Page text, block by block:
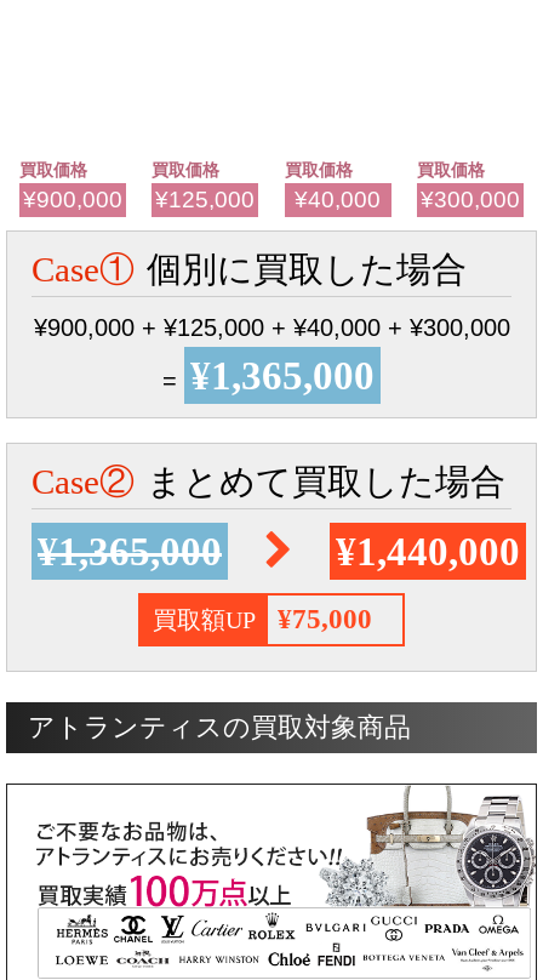
買取価格
¥900,000
買取価格
¥125,000
買取価格
¥40,000
買取価格
¥300,000
Case① 個別に買取した場合
¥900,000 + ¥125,000 + ¥40,000 + ¥300,000
= ¥1,365,000
Case② まとめて買取した場合
¥1,365,000 ¥1,440,000
買取額UP ¥75,000
アトランティスの買取対象商品